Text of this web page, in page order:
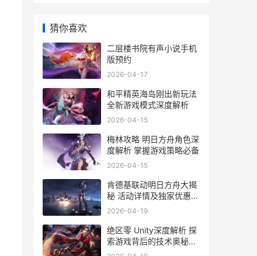
猜你喜欢
二层楼书院有声小说手机
版预约
2026-04-17
和平精英海岛刚出新玩法
全新游戏模式深度解析
2026-04-15
梅林攻略 明日方舟角色深
度解析 掌握游戏策略必备
2026-04-15
肯德基联动明日方舟大揭
秘 活动详情及独家优惠攻
略
2026-04-19
绝区零 Unity深度解析 探
索游戏背后的技术奥秘与
市场前景